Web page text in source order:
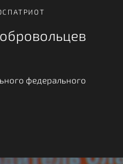
федерального